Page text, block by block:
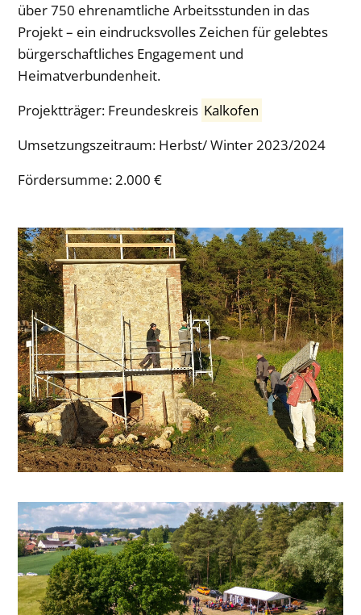
über 750 ehrenamtliche Arbeitsstunden in das
Projekt – ein eindrucksvolles Zeichen für gelebtes
bürgerschaftliches Engagement und
Heimatverbundenheit.
Projektträger: Freundeskreis Kalkofen
Umsetzungszeitraum: Herbst/ Winter 2023/2024
Fördersumme:2.000 €